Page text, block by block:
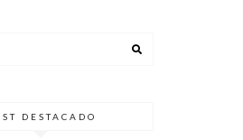
DESTACADO